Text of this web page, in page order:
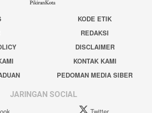
KODE ETIK
REDAKSI
DISCLAIMER
KONTAK KAMI
PEDOMAN MEDIA SIBER
JARINGAN SOCIAL